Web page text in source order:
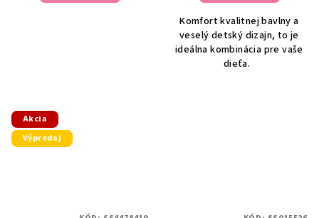
Komfort kvalitnej bavlny a
veselý detský dizajn, to je
ideálna kombinácia pre vaše
dieťa.
Akcia
Výpredaj